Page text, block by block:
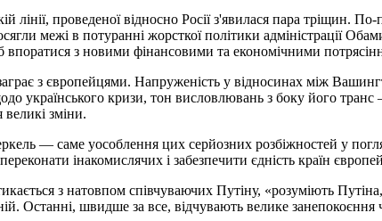
лінії, проведеної відносно Росії з'явилася пара тріщин.
межі в потуранні жорсткої політики адміністрації
впоратися з новими фінансовими та економічними
з європейцями. Напруженість у відносинах між
українського кризи, тон висловлювань з боку його
великі зміни.
— саме уособлення цих серйозних розбіжностей у
інакомислячих і забезпечити єдність країн
з натовпом співчуваючих Путіну, «розуміють
Останні, швидше за все, відчувають велике занепокоєння